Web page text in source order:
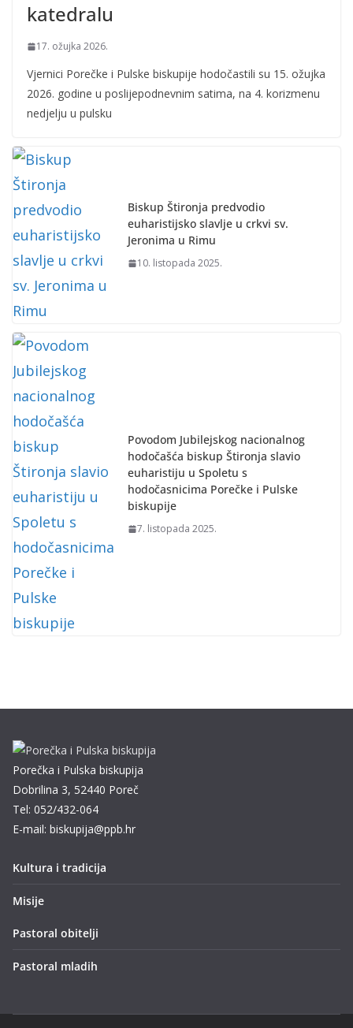
katedralu
17. ožujka 2026.
Vjernici Porečke i Pulske biskupije hodočastili su 15. ožujka
2026. godine u poslijepodnevnim satima, na 4. korizmenu
nedjelju u pulsku
Biskup Štironja predvodio
euharistijsko slavlje u crkvi sv.
Jeronima u Rimu
10. listopada 2025.
Povodom Jubilejskog nacionalnog
hodočašća biskup Štironja slavio
euharistiju u Spoletu s
hodočasnicima Porečke i Pulske
biskupije
7. listopada 2025.
Porečka i Pulska biskupija
Dobrilina 3, 52440 Poreč
Tel: 052/432-064
E-mail: biskupija@ppb.hr
Kultura i tradicija
Misije
Pastoral obitelji
Pastoral mladih